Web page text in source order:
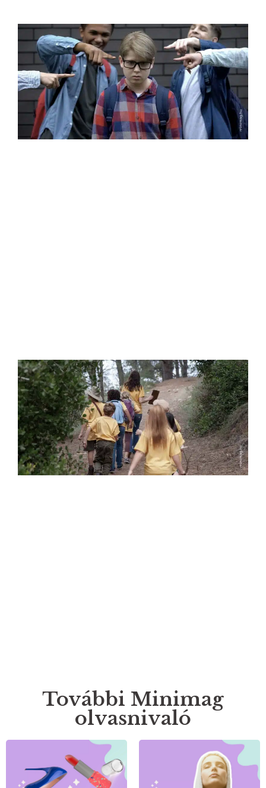
További Minimag
olvasnivaló